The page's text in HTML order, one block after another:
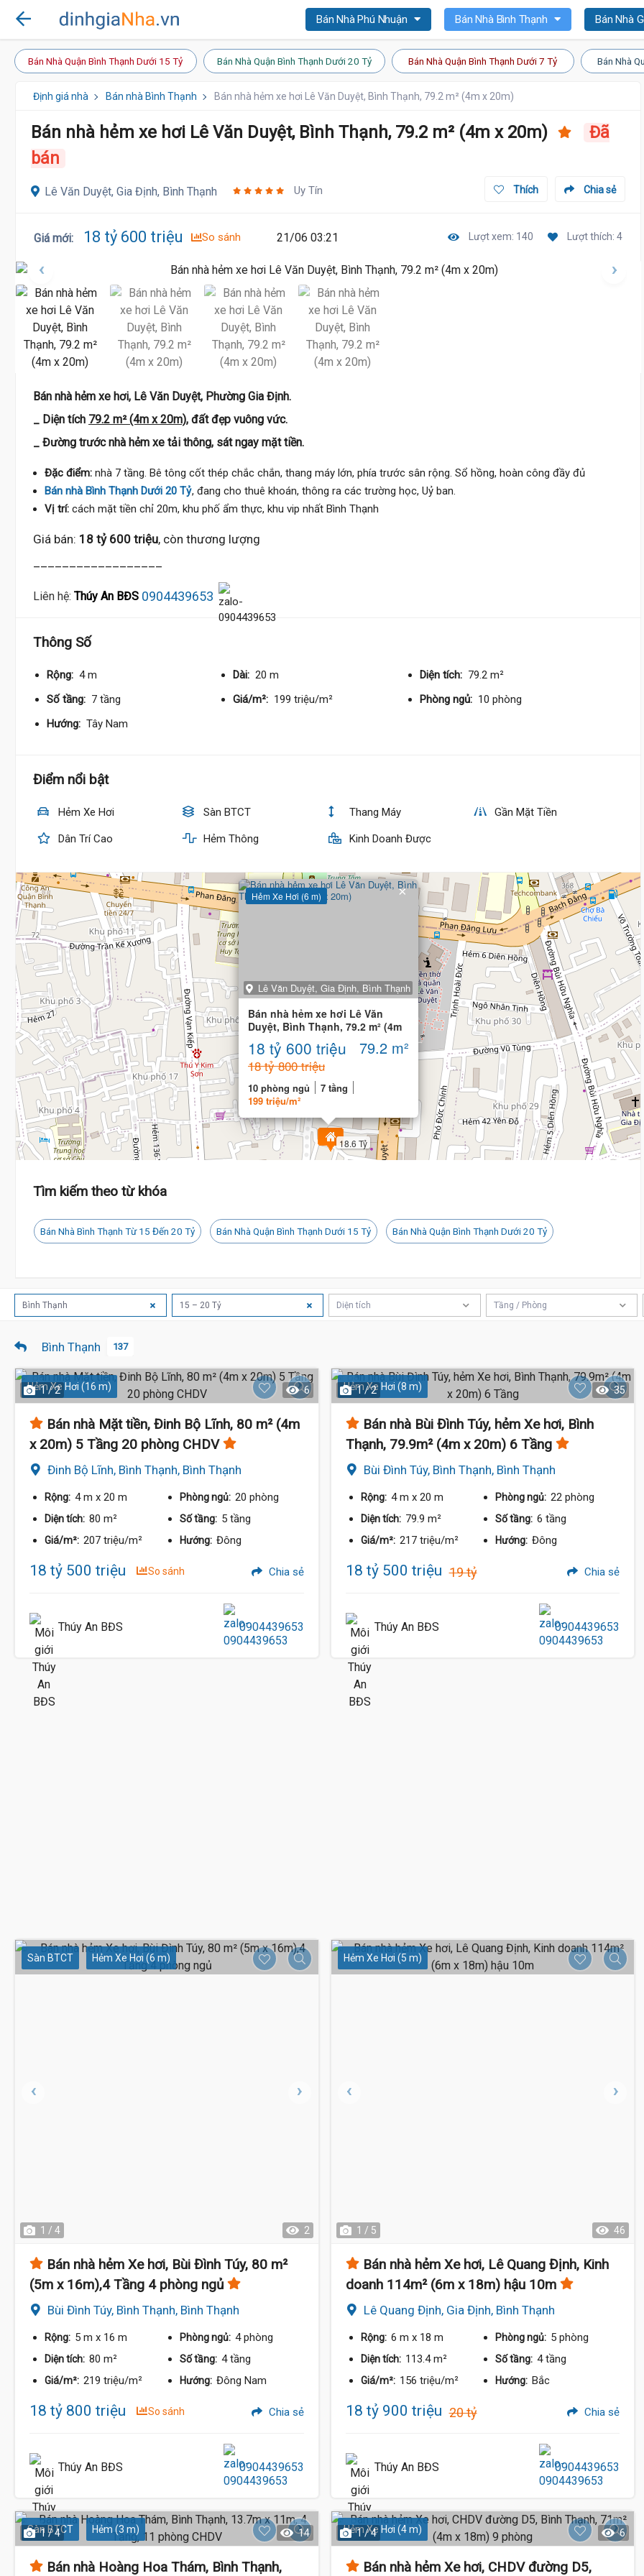
Bán Nhà Phú Nhuận Bán Nhà Bình Thạnh Bán Nhà
Bán Nhà Quận Bình Thạnh Dưới 15 Tỷ Bán Nhà Quận Bình Thạnh Dưới 20 Tỷ Bán Nhà Quận Bình Thạnh Dưới 7 Tỷ Bán Nhà
Định giá nhà Bán nhà Bình Thạnh Bán nhà hẻm xe hơi Lê Văn Duyệt, Bình Thạnh, 79.2 m² (4m x 20m)
Bán nhà hẻm xe hơi Lê Văn Duyệt, Bình Thạnh, 79.2 m² (4m x 20m)
Đã
bán
Lê Văn Duyệt, Gia Định, Bình Thạnh Uy Tín Chia sẻ
Thích
Giá mới: 18 tỷ 600 triệu So sánh 21/06 03:21 Lượt xem: 140 Lượt thích: 4
Bán nhà hẻm xe hơi, Lê Văn Duyệt, Phường Gia Định.
_ Diện tích 79.2 m² (4m x 20m), đất đẹp vuông vức.
_ Đường trước nhà hẻm xe tải thông, sát ngay mặt tiền.
Đặc điểm: nhà 7 tầng. Bê tông cốt thép chắc chắn, thang máy lớn, phía trước sân rộng. Sổ hồng, hoàn công đầy đủ
Bán nhà Bình Thạnh Dưới 20 Tỷ, đang cho thuê khoán, thông ra các trường học, Uỷ ban.
Vị trí: cách mặt tiền chỉ 20m, khu phố ẩm thực, khu vip nhất Bình Thạnh
Giá bán: 18 tỷ 600 triệu, còn thương lượng
Liên hệ: Thúy An BĐS 0904439653
Thông Số
Rộng: 4 m Dài: 20 m Diện tích: 79.2 m²
Số tầng: 7 tầng Giá/m²: 199 triệu/m² Phòng ngủ: 10 phòng
Hướng: Tây Nam
Điểm nổi bật
Hẻm Xe Hơi Sàn BTCT Thang Máy Gần Mặt Tiền
Dân Trí Cao Hẻm Thông Kinh Doanh Được
18.6 Tỷ
18.9 Tỷ
Hẻm Xe Hơi (6 m)
Lê Văn Duyệt, Gia Định, Bình Thạnh
Bán nhà hẻm xe hơi Lê Văn
Duyệt, Bình Thạnh, 79.2 m² (4m
x 20m)
18 tỷ 600 triệu 79.2 m²
18 tỷ 800 triệu
10 phòng ngủ
7 tầng
199 triệu/m²
×
Tìm kiếm theo từ khóa
Bán Nhà Bình Thạnh Từ 15 Đến 20 Tỷ Bán Nhà Quận Bình Thạnh Dưới 15 Tỷ Bán Nhà Quận Bình Thạnh Dưới 20 Tỷ
DT:54 m²
22 tỷ 300 triệu
18 tỷ 900 triệu
6 mx 18 m
4 tầng
DT:113.4 m² 5 phòng
156 triệu/m²
Bắc
Bình Thạnh 15 – 20 Tỷ Diện tích Tầng / Phòng
Bình Thạnh 137
Hẻm Xe Hơi (16 m)
1 / 2 6
Bán nhà Mặt tiền, Đinh Bộ Lĩnh, 80 m² (4m
x 20m) 5 Tầng 20 phòng CHDV
Đinh Bộ Lĩnh, Bình Thạnh, Bình Thạnh
Rộng: 4 m x 20 m Phòng ngủ: 20 phòng
Diện tích: 80 m² Số tầng: 5 tầng
Giá/m²: 207 triệu/m² Hướng: Đông
18 tỷ 500 triệu So sánh Chia sẻ
Thúy An BĐS 0904439653
Hẻm Xe Hơi (8 m)
1 / 2 35
Bán nhà Bùi Đình Túy, hẻm Xe hơi, Bình
Thạnh, 79.9m² (4m x 20m) 6 Tầng
Bùi Đình Túy, Bình Thạnh, Bình Thạnh
Rộng: 4 m x 20 m Phòng ngủ: 22 phòng
Diện tích: 79.9 m² Số tầng: 6 tầng
Giá/m²: 217 triệu/m² Hướng: Đông
18 tỷ 500 triệu 19 tỷ Chia sẻ
Thúy An BĐS 0904439653
Sàn BTCT Hẻm Xe Hơi (6 m)
1 / 4 2
Bán nhà hẻm Xe hơi, Bùi Đình Túy, 80 m²
(5m x 16m),4 Tầng 4 phòng ngủ
Bùi Đình Túy, Bình Thạnh, Bình Thạnh
Rộng: 5 m x 16 m Phòng ngủ: 4 phòng
Diện tích: 80 m² Số tầng: 4 tầng
Giá/m²: 219 triệu/m² Hướng: Đông Nam
18 tỷ 800 triệu So sánh Chia sẻ
Thúy An BĐS 0904439653
Hẻm Xe Hơi (5 m)
1 / 5 46
Bán nhà hẻm Xe hơi, Lê Quang Định, Kinh
doanh 114m² (6m x 18m) hậu 10m
Lê Quang Định, Gia Định, Bình Thạnh
Rộng: 6 m x 18 m Phòng ngủ: 5 phòng
Diện tích: 113.4 m² Số tầng: 4 tầng
Giá/m²: 156 triệu/m² Hướng: Bắc
18 tỷ 900 triệu 20 tỷ Chia sẻ
Thúy An BĐS 0904439653
Sàn BTCT Hẻm (3 m)
1 / 4 14
Bán nhà Hoàng Hoa Thám, Bình Thạnh,
Hẻm Xe Hơi (4 m)
1 / 4 6
Bán nhà hẻm Xe hơi, CHDV đường D5,